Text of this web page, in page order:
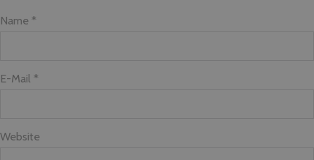
Name *
E-Mail *
Website